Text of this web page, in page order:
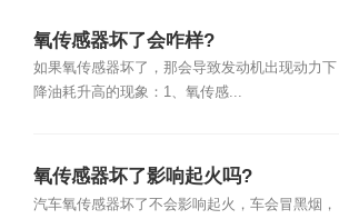
氧传感器坏了会咋样?
如果氧传感器坏了，那会导致发动机出现动力下
降油耗升高的现象：1、氧传感...
氧传感器坏了影响起火吗?
汽车氧传感器坏了不会影响起火，车会冒黑烟，